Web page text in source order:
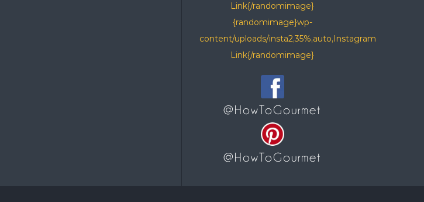
Link{/randomimage}
{randomimage}wp-
content/uploads/insta2,35%,auto,Instagram
Link{/randomimage}
@HowToGourmet
@HowToGourmet